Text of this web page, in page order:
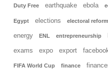
Duty Free earthquake ebola
Egypt elections electoral reform
energy ENL entrepreneurship
exams expo export
FIFA World Cup finance